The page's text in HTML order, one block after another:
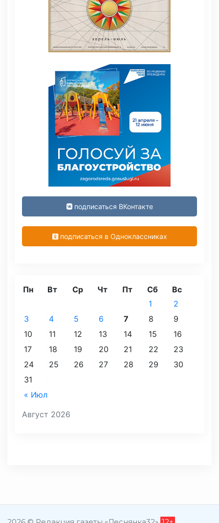
подписаться ВКонтакте
подписаться в Одноклассниках
Август 2026
Пн Вт Ср Чт Пт Сб Вс
« Июл
1
2
3
4 5 6 7 8
9
10
11 12 13 14 15
16
17
18 19 20 21 22
23
24
25 26 27 28 29
30
31